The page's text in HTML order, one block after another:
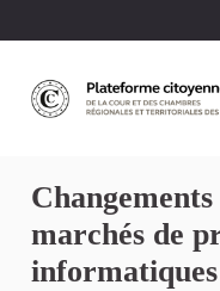
marchés de